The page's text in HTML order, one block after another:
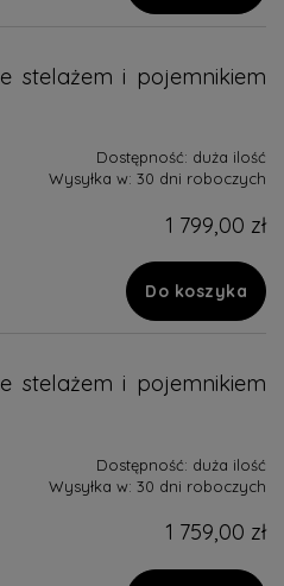
stelażem i pojemnikiem
Dostępność: duża ilość
Wysyłka w: 30 dni roboczych
1 799,00 zł
Do koszyka
stelażem i pojemnikiem
Dostępność: duża ilość
Wysyłka w: 30 dni roboczych
1 759,00 zł